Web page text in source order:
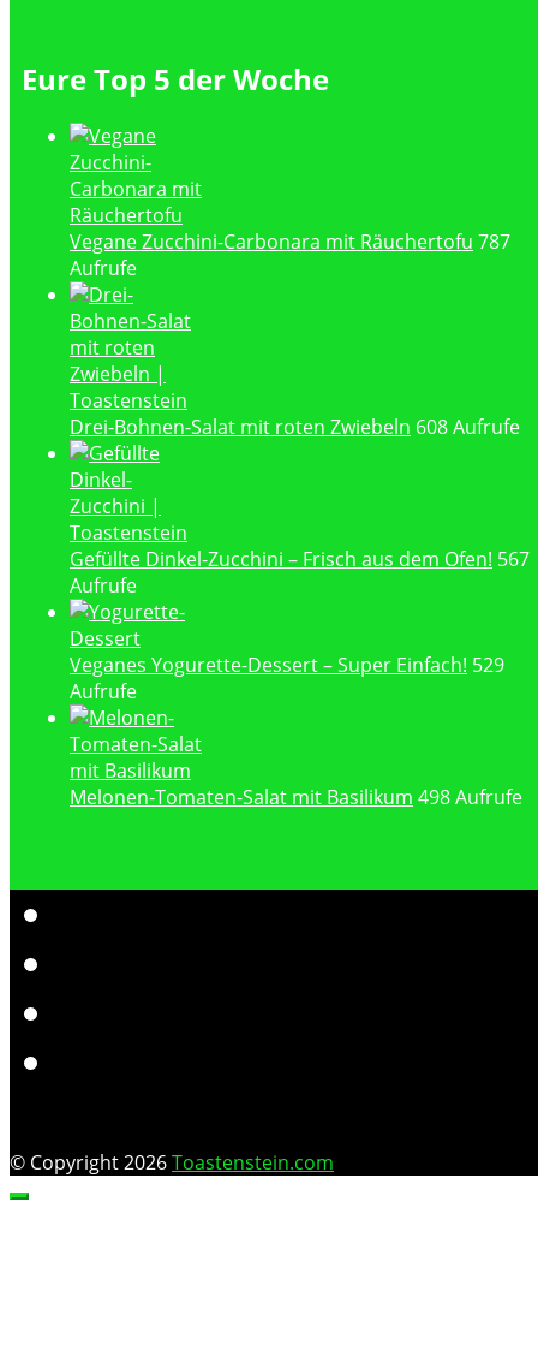
Eure Top 5 der Woche
Vegane Zucchini-Carbonara mit Räuchertofu 787
Aufrufe
Drei-Bohnen-Salat mit roten Zwiebeln 608 Aufrufe
Gefüllte Dinkel-Zucchini – Frisch aus dem Ofen! 567
Aufrufe
Veganes Yogurette-Dessert – Super Einfach! 529
Aufrufe
Melonen-Tomaten-Salat mit Basilikum 498 Aufrufe
© Copyright 2026Toastenstein.com